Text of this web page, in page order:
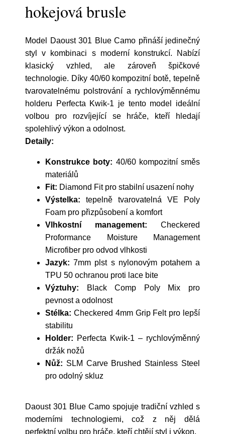
hokejová brusle
Model Daoust 301 Blue Camo přináší jedinečný
styl v kombinaci s moderní konstrukcí. Nabízí
klasický vzhled, ale zároveň špičkové
technologie. Díky 40/60 kompozitní botě, tepelně
tvarovatelnému polstrování a rychlovýměnnému
holderu Perfecta Kwik-1 je tento model ideální
volbou pro rozvíjející se hráče, kteří hledají
spolehlivý výkon a odolnost.
Detaily:
Konstrukce boty: 40/60 kompozitní směs
materiálů
Fit: Diamond Fit pro stabilní usazení nohy
Výstelka: tepelně tvarovatelná VE Poly
Foam pro přizpůsobení a komfort
Vlhkostní management: Checkered
Proformance Moisture Management
Microfiber pro odvod vlhkosti
Jazyk: 7mm plst s nylonovým potahem a
TPU 50 ochranou proti lace bite
Výztuhy: Black Comp Poly Mix pro
pevnost a odolnost
Stélka: Checkered 4mm Grip Felt pro lepší
stabilitu
Holder: Perfecta Kwik-1 – rychlovýměnný
držák nožů
Nůž: SLM Carve Brushed Stainless Steel
pro odolný skluz
Daoust 301 Blue Camo spojuje tradiční vzhled s
moderními technologiemi, což z něj dělá
perfektní volbu pro hráče, kteří chtějí styl i výkon.